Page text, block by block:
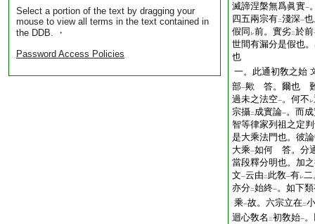
Select a portion of the text by dragging your
mouse to view all terms in the text contained in
the DDB. ・
Password Access Policies
滅諦涅槃無爲眞實一
四五兩宗有二淺深一
假同 レ前。實劣二於前
世間有漏分是假也
也
一。此通初敎之始
部一歟 答。爾也 難
過未之法空一。何不 レ
宗攝二 成實論一。而
智等律家列祖之定
是大乘法門也。彼
大乘一如何 答。分
當段釋分明也。加
文一云由 二 此敎一有レ二
亦分二始終一。如下
乘一故。六宗立在二
迴心敎名 二初敎始一